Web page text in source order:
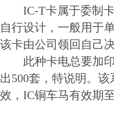
IC-T卡属于委制卡
自行设计，一般用于
该卡由公司领回自己
此种卡电总要加印
出500套，特说明。
效，IC铜车马有效期至